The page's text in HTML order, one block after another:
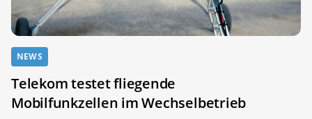
NEWS
Telekom testet fliegende
Mobilfunkzellen im Wechselbetrieb